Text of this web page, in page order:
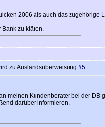
2006 als auch das zugehörige
Bank zu klären.
zu Auslandsüberweisung #5
meinen Kundenberater bei der
darüber informieren.